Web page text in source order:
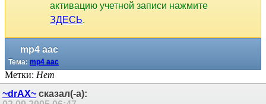
активацию учетной записи нажмите
ЗДЕСЬ.
mp4 aac
Тема: mp4 aac
Метки: Нет
~drAX~ сказал(-а):